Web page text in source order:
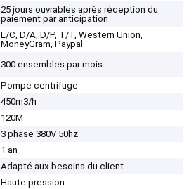
25 jours ouvrables après réception du
paiement par anticipation
L/C, D/A, D/P, T/T, Western Union,
MoneyGram, Paypal
300 ensembles par mois
Pompe centrifuge
450m3/h
120M
3 phase 380V 50hz
1 an
Adapté aux besoins du client
Haute pression